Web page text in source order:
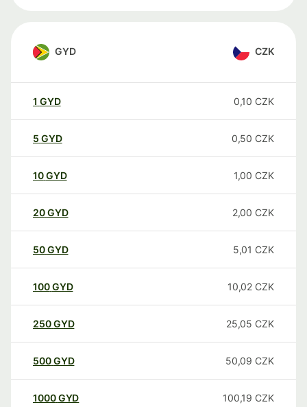
GYD CZK
1 GYD 0,10 CZK
5 GYD 0,50 CZK
10GYD 1,00 CZK
20GYD 2,00 CZK
50GYD 5,01 CZK
100GYD 10,02 CZK
250GYD 25,05 CZK
500GYD 50,09 CZK
1000GYD 100,19 CZK